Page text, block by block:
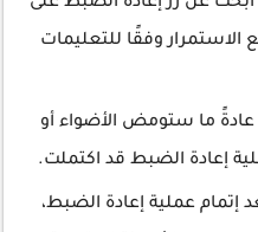
وفقًا للتعليمات
عادةً ما ستومض الأضواء أو
إعادة الضبط قد اكتملت.
إتمام عملية إعادة الضبط،